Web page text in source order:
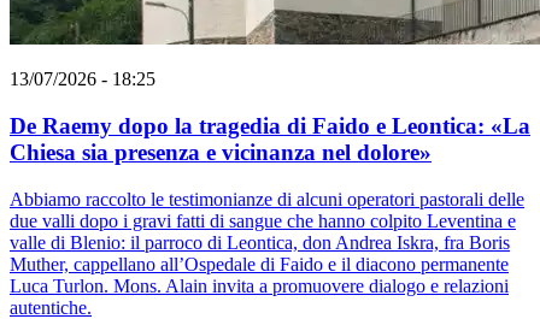
13/07/2026 - 18:25
De Raemy dopo la tragedia di Faido e Leontica: «La
Chiesa sia presenza e vicinanza nel dolore»
Abbiamo raccolto le testimonianze di alcuni operatori pastorali delle
due valli dopo i gravi fatti di sangue che hanno colpito Leventina e
valle di Blenio: il parroco di Leontica, don Andrea Iskra, fra Boris
Muther, cappellano all’Ospedale di Faido e il diacono permanente
Luca Turlon. Mons. Alain invita a promuovere dialogo e relazioni
autentiche.